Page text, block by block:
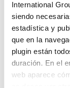
International
siendo
estadística y
que en la
plugin están
duración. En el
web aparece
El aroma
consiguiendo
Formatos